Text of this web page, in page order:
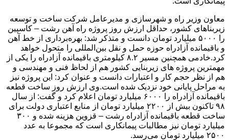
معاون وزیر راه و شهرسازی و مدیرعامل شرکت ساخت و توسعه
زیربناهای کشور، حداقل ارزش روز پروژه راه آهن رشت – کاسپین
را ۵۰۰۰ میلیارد تومان دانست و متذکر شد: بهره‌برداری از خط آهن
و باقیمانده آزادراه حوزه حمل و نقل بین‌المللی را متحول خواهد
کرد.خادمی همچنین مسیر ۸.۲ کیلومتری باقیمانده آزادراه را یکی از
مهمترین پروژه های زیربنایی کشور هم از لحاظ فنی و مهندسی و
هم از نظر حجم کار و اعتبارات دانست و عنوان کرد: این پروژه نیز
به مراحل پایانی خود نزدیک شده است.وی ارزش روز ساخت قطعه
باقیمانده آزادراه را ۶۰۰۰ میلیارد تومان اعلام کرد و گفت: از سال
۹۸ تاکنون بیش از ۲۲۰۰ میلیارد تومان از منابع اعتباری دولت برای
ساخت قطعه باقیمانده آزادراه رشت – قزوین هزینه شده و ۳۰۰
میلیارد تومان نیز مطالبات پیمانکاری است که مجموعا به عدد
۲۵۰۰ میلیارد تومان می‌رسد.